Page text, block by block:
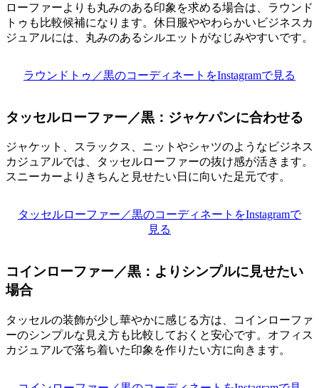
ローファーよりも丸みのある印象を求める場合は、ラウンド
トゥも比較候補になります。休日服ややわらかいビジネスカ
ジュアルには、丸みのあるシルエットがなじみやすいです。
ラウンドトゥ／黒のコーディネートをInstagramで見る
タッセルローファー／黒：ジャケパンに合わせる
ジャケット、スラックス、ニットやシャツのようなビジネス
カジュアルでは、タッセルローファーの抜け感が活きます。
スニーカーよりきちんと見せたい日に向いた足元です。
タッセルローファー／黒のコーディネートをInstagramで
見る
コインローファー／黒：よりシンプルに見せたい
場合
タッセルの装飾が少し華やかに感じる方は、コインローファ
ーのシンプルな見え方も比較しておくと安心です。オフィス
カジュアルで落ち着いた印象を作りたい方に向きます。